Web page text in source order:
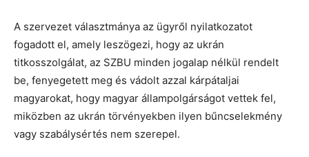
A szervezet választmánya az ügyről nyilatkozatot
fogadott el, amely leszögezi, hogy az ukrán
titkosszolgálat, az SZBU minden jogalap nélkül rendelt
be, fenyegetett meg és vádolt azzal kárpátaljai
magyarokat, hogy magyar állampolgárságot vettek fel,
miközben az ukrán törvényekben ilyen bűncselekmény
vagy szabálysértés nem szerepel.